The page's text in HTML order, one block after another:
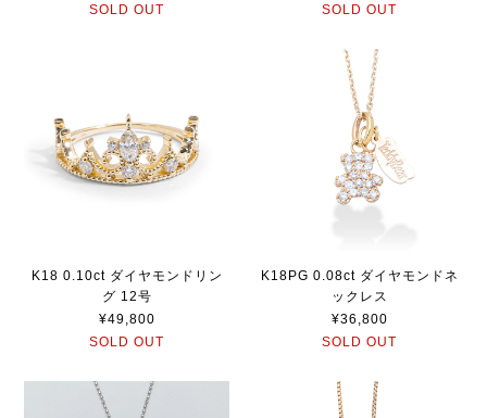
SOLD OUT
SOLD OUT
K18 0.10ct ダイヤモンドリン
グ 12号
¥49,800
SOLD OUT
K18PG 0.08ct ダイヤモンドネ
ックレス
¥36,800
SOLD OUT